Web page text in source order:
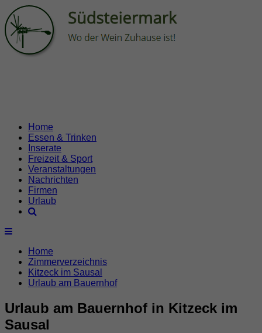
Home
Essen & Trinken
Inserate
Freizeit & Sport
Veranstaltungen
Nachrichten
Firmen
Urlaub
Home
Zimmerverzeichnis
Kitzeck im Sausal
Urlaub am Bauernhof
Urlaub am Bauernhof in Kitzeck im
Sausal